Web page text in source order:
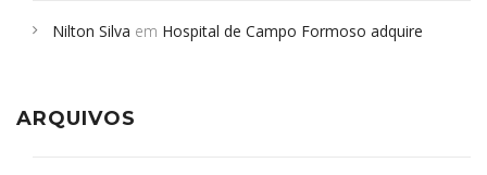
Campoformosenses que morreram em desabamentos são
Nilton Silva em Hospital de Campo Formoso adquire
ARQUIVOS